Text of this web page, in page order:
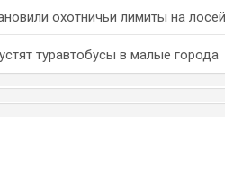
охотничьи лимиты на
туравтобусы в малые города